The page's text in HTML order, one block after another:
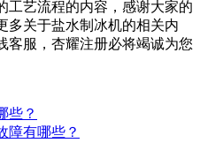
艺流程的内容，感谢大家的
多关于盐水制冰机的相关内
客服，杏耀注册必将竭诚为您
些？
障有哪些？